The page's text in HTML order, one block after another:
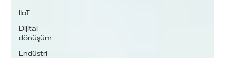
IIoT
Dijital
dönüşüm
Endüstri